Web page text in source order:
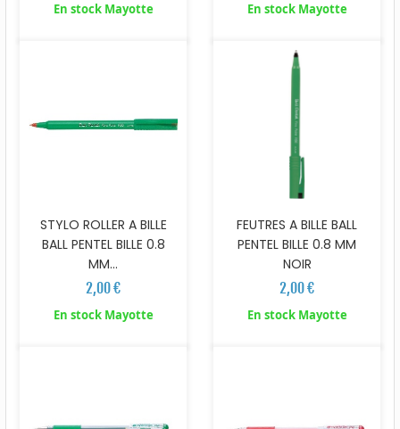
En stock Mayotte En stock Mayotte
STYLO ROLLER A BILLE
BALL PENTEL BILLE 0.8
MM...
2,00 €
En stock Mayotte
FEUTRES A BILLE BALL
PENTEL BILLE 0.8 MM
NOIR
2,00 €
En stock Mayotte